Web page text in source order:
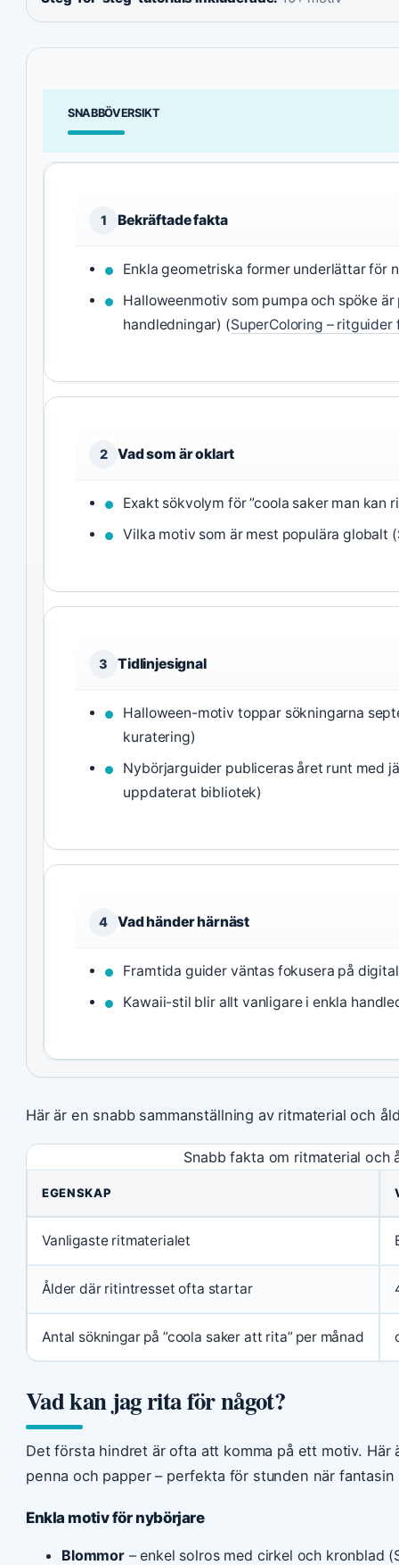
SNABBÖVERSIKT
1 Bekräftade fakta
Enkla geometriska former underlättar för
Halloweenmotiv som pumpa och spöke
handledningar) (SuperColoring – ritguider
2 Vad som är oklart
Exakt sökvolym för ”coola saker man kan
Vilka motiv som är mest populära globalt
3 Tidlinjesignal
Halloween-motiv toppar sökningarna
kuratering)
Nybörjarguider publiceras året runt med
uppdaterat bibliotek)
4 Vad händer härnäst
Framtida guider väntas fokusera på
Kawaii-stil blir allt vanligare i enkla
Här är en snabb sammanställning av ritmaterial och
Snabb fakta om ritmaterial och
EGENSKAP
Vanligaste ritmaterialet
Ålder där ritintresset ofta startar
Antal sökningar på ”coola saker att rita” per månad
Vad kan jag rita för något?
Det första hindret är ofta att komma på ett motiv. Här
penna och papper – perfekta för stunden när fantasin
Enkla motiv för nybörjare
Blommor– enkel solros med cirkel och kronblad